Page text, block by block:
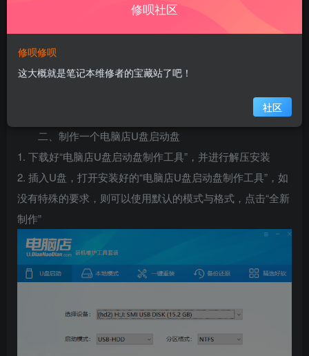
一、电脑店U盘启动盘使用前的准备
2、下载电脑店u盘启动盘制作工具
3、准备一个需要的系统文件
二、制作一个电脑店U盘启动盘
1. 下载好“电脑店U盘启动盘制作工具”，并进行解压安装
2. 插入U盘，打开安装好的“电脑店U盘启动盘制作工具”，如
没有特殊的要求，则可以使用默认的模式与格式，点击“全新
制作”
修呗社区
修呗修呗
这大概就是笔记本维修者的宝藏站了吧！
社区